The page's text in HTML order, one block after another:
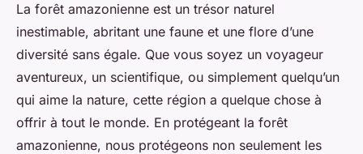
La forêt amazonienne est un trésor naturel
inestimable, abritant une faune et une flore d’une
diversité sans égale. Que vous soyez un voyageur
aventureux, un scientifique, ou simplement quelqu’un
qui aime la nature, cette région a quelque chose à
offrir à tout le monde. En protégeant la forêt
amazonienne, nous protégeons non seulement les